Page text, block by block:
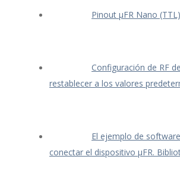
Pinout μFR Nano (TTL)
Configuración de RF
restablecer a los valores
El ejemplo de
conectar el dispositivo μFR.